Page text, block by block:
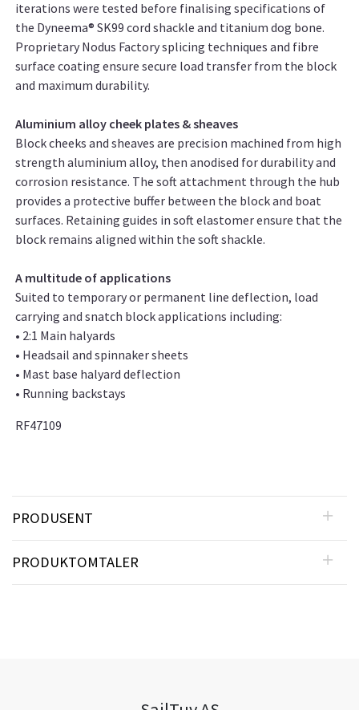
iterations were tested before finalising specifications of
the Dyneema® SK99 cord shackle and titanium dog bone.
Proprietary Nodus Factory splicing techniques and fibre
surface coating ensure secure load transfer from the block
and maximum durability.
Aluminium alloy cheek plates & sheaves
Block cheeks and sheaves are precision machined from high
strength aluminium alloy, then anodised for durability and
corrosion resistance. The soft attachment through the hub
provides a protective buffer between the block and boat
surfaces. Retaining guides in soft elastomer ensure that the
block remains aligned within the soft shackle.
A multitude of applications
Suited to temporary or permanent line deflection, load
carrying and snatch block applications including:
• 2:1 Main halyards
• Headsail and spinnaker sheets
• Mast base halyard deflection
• Running backstays
RF47109
PRODUSENT
PRODUKTOMTALER